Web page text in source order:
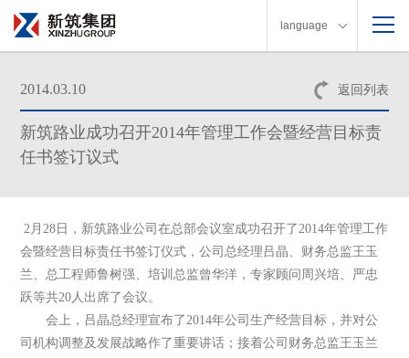
language
返回列表
2014.03.10
新筑路业成功召开2014年管理工作会暨经营目标责
任书签订议式
2月28 日，新筑路业公司在总部会议室成功召开了2014年管理工作
会暨经营目标责任书签订仪式，公司总经理吕晶、财务总监王玉
兰、总工程师鲁树强、培训总监曾华洋，专家顾问周兴培、严忠
跃等共20人出席了会议。
会上，吕晶总经理宣布了2014年公司生产经营目标，并对公
司机构调整及发展战略作了重要讲话；接着公司财务总监王玉兰